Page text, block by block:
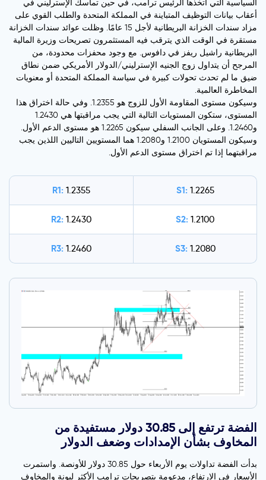
السياسية التي اتخذها الرئيس ترامب، في حين تماسك الإسترليني في
أعقاب بيانات التوظيف المتباينة في المملكة المتحدة والطلب القوي على
مزاد سندات الخزانة البريطانية لأجل 15 عامًا. وظلت عوائد سندات الخزانة
مستقرة في الوقت الذي يترقب فيه المستثمرون تصريحات وزيرة المالية
البريطانية راشيل ريفز في دافوس. مع وجود محفزات محدودة، من
المرجح أن يتداول زوج الجنيه الإسترليني/الدولار الأمريكي ضمن نطاق
ضيق ما لم تحدث تحولات كبيرة في سياسة المملكة المتحدة أو معنويات
المخاطرة العالمية.
وسيكون مستوى المقاومة الأول للزوج هو 1.2355. وفي حالة اختراق هذا
المستوى، ستكون المستويات التالية التي يجب مراقبتها هي 1.2430
و1.2460. وعلى الجانب السفلي سيكون 1.2265 هو مستوى الدعم الأول.
وسيكون المستويان 1.2100 و1.2080 هما المستويين التاليين اللذين يجب
مراقبتهما إذا تم اختراق مستوى الدعم الأول.
R1: 1.2355 S1: 1.2265
R2: 1.2430 S2: 1.2100
R3: 1.2460 S3: 1.2080
الفضة ترتفع إلى 30.85 دولار مستفيدة من
المخاوف بشأن الإمدادات وضعف الدولار
بدأت الفضة تداولات يوم الأربعاء حول 30.85 دولار للأونصة. واستمرت
الأسعار في الارتفاع، مدعومة بتصريحات ترامب الأكثر ليونة والمخاوف